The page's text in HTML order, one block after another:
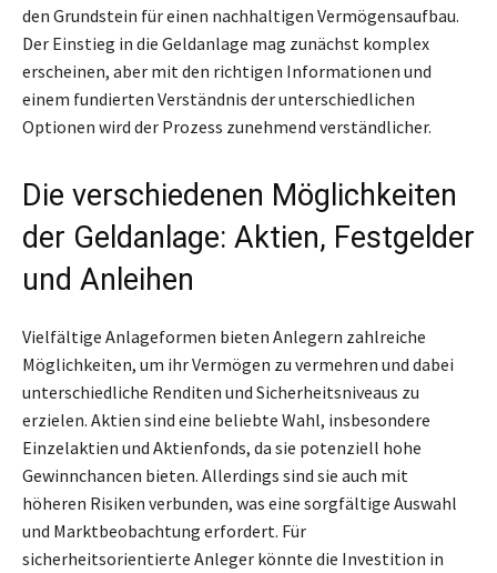
den Grundstein für einen nachhaltigen Vermögensaufbau.
Der Einstieg in die Geldanlage mag zunächst komplex
erscheinen, aber mit den richtigen Informationen und
einem fundierten Verständnis der unterschiedlichen
Optionen wird der Prozess zunehmend verständlicher.
Die verschiedenen Möglichkeiten
der Geldanlage: Aktien, Festgelder
und Anleihen
Vielfältige Anlageformen bieten Anlegern zahlreiche
Möglichkeiten, um ihr Vermögen zu vermehren und dabei
unterschiedliche Renditen und Sicherheitsniveaus zu
erzielen. Aktien sind eine beliebte Wahl, insbesondere
Einzelaktien und Aktienfonds, da sie potenziell hohe
Gewinnchancen bieten. Allerdings sind sie auch mit
höheren Risiken verbunden, was eine sorgfältige Auswahl
und Marktbeobachtung erfordert. Für
sicherheitsorientierte Anleger könnte die Investition in